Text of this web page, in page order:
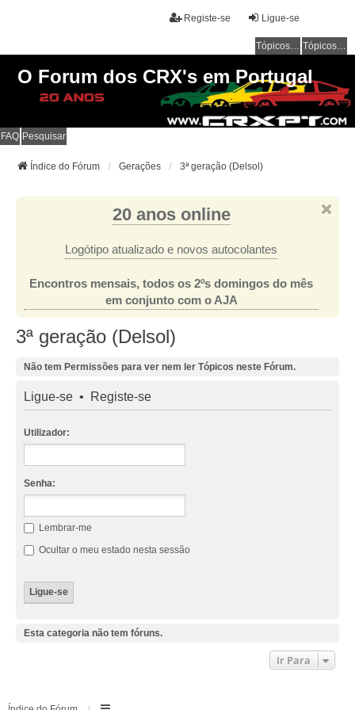
Ligue-se
Registe-se
Tópicos sem resposta Tópicos ativos
O Forum dos CRX's em Portugal
FAQ Pesquisar
Índice do Fórum Gerações 3ª geração (Delsol)
20 anos online
Logótipo atualizado e novos autocolantes
Encontros mensais, todos os 2ºs domingos do mês
em conjunto com o AJA
3ª geração (Delsol)
Não tem Permissões para ver nem ler Tópicos neste Fórum.
Ligue-se • Registe-se
Utilizador:
Senha:
Lembrar-me
Ocultar o meu estado nesta sessão
Esta categoria não tem fóruns.
Ir Para